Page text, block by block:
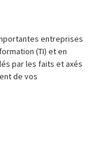
entreprises
(TI) et en
par les faits et axés
de vos